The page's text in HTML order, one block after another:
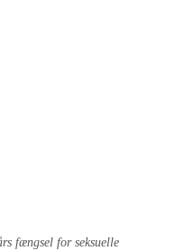
fængsel for seksuelle